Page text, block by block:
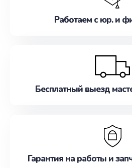
Работаем с юр. и
Бесплатный выезд
Гарантия на работы и